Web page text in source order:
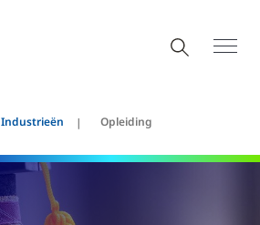
Industrieën Opleiding